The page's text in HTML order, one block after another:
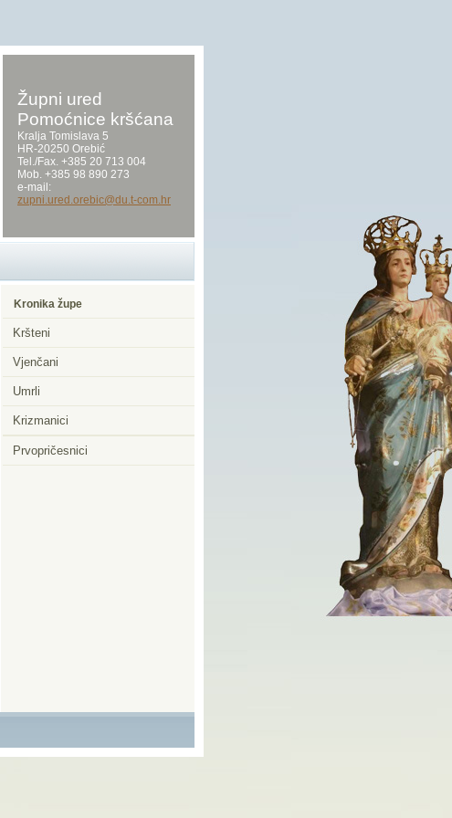
Župni ured
Pomoćnice kršćana
Kralja Tomislava 5
HR-20250 Orebić
Tel./Fax. +385 20 713 004
Mob. +385 98 890 273
e-mail:
zupni.ured.orebic@du.t-com.hr
Kronika župe
Kršteni
Vjenčani
Umrli
Krizmanici
Prvopričesnici